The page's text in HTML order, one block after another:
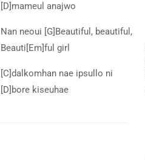
[D]mameul anajwo
Nan neoui [G]Beautiful, beautiful,
Beauti[Em]ful girl
[C]dalkomhan nae ipsullo ni
[D]bore kiseuhae